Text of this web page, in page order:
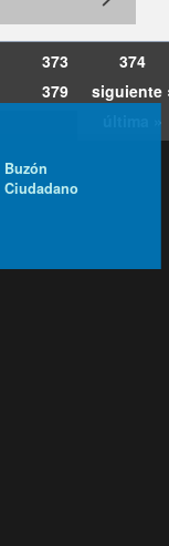
373
374
379
siguiente
última »
Buzón
Ciudadano